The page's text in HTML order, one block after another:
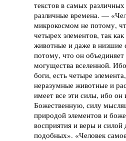
текстов в самых
различные времена. —
микрокосмом не потому,
четырех элементов, так
животные и даже в низшие
потому, что он объединяет
могущества вселенной.
боги, есть четыре
неразумные животные и
имеет все эти силы, ибо
Божественную, силу
природой элементов и
восприятия и веры и силой
подобных». «Человек